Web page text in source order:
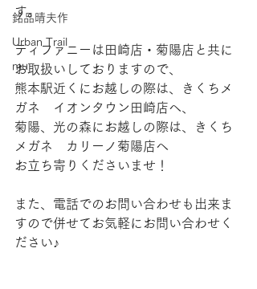
銘品晴夫作
Urban Trail
mu
す。
ティファニーは田崎店・菊陽店と共に
お取扱いしておりますので、
熊本駅近くにお越しの際は、きくちメ
ガネ　イオンタウン田崎店へ、
菊陽、光の森にお越しの際は、きくち
メガネ　カリーノ菊陽店へ
お立ち寄りくださいませ！
また、電話でのお問い合わせも出来ま
すので併せてお気軽にお問い合わせく
ださい♪